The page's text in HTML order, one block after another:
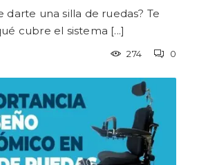
darte una silla de ruedas? Te
cubre el sistema [...]
274 0